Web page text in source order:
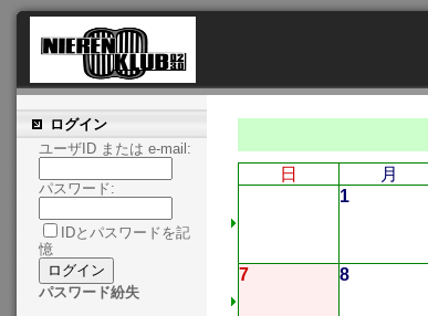
ログイン
ユーザID または e-mail:
パスワード:
IDとパスワードを記
憶
パスワード紛失
日 月
1
7 8